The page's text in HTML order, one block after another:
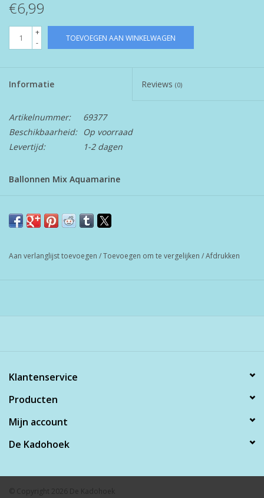
€6,99
+
-
TOEVOEGEN AAN WINKELWAGEN
Informatie Reviews (0)
Artikelnummer:
69377
Beschikbaarheid:
Op voorraad
Levertijd:
1-2 dagen
Ballonnen Mix Aquamarine
Aan verlanglijst toevoegen /Toevoegen om te vergelijken /Afdrukken
Klantenservice
Producten
Mijn account
De Kadohoek
© Copyright 2026 De Kadohoek